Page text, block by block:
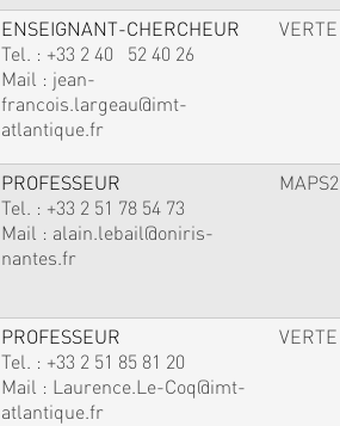
ENSEIGNANT-CHERCHEUR
Tel. : +33 2 40 52 40 26
Mail : jean-
francois.largeau@imt-
atlantique.fr
VERTE
PROFESSEUR
Tel. : +33 2 51 78 54 73
Mail : alain.lebail@oniris-
nantes.fr
MAPS2
PROFESSEUR
Tel. : +33 2 51 85 81 20
Mail : Laurence.Le-Coq@imt-
atlantique.fr
VERTE